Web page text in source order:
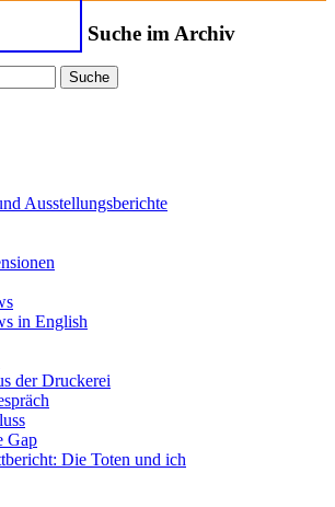
Suche im Archiv
Ausstellungsberichte
in English
der Druckerei
Gap
Die Toten und ich